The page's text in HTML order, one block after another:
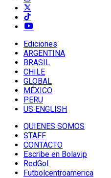
Ediciones
ARGENTINA
BRASIL
CHILE
GLOBAL
MÉXICO
PERU
US ENGLISH
QUIENES SOMOS
STAFF
CONTACTO
Escribe en Bolavip
RedGol
Futbolcentroamerica